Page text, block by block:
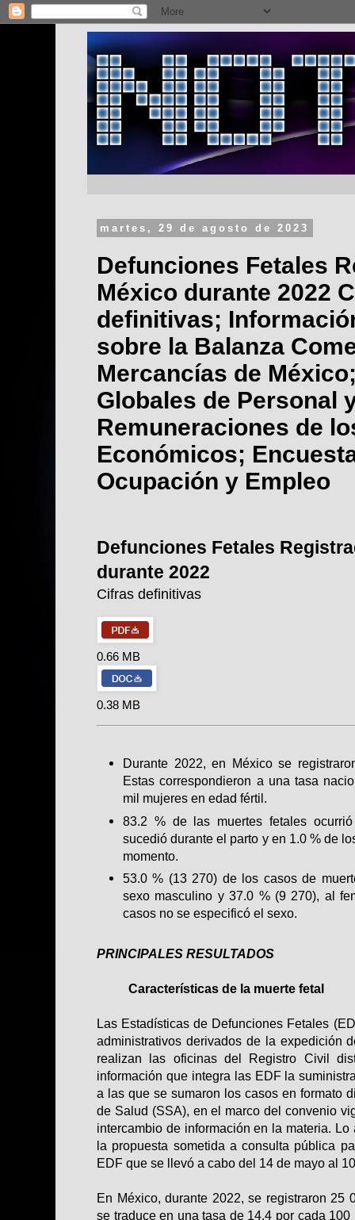
martes, 29 de agosto de 2023
Defunciones Fetales
México durante 2022
definitivas;
sobre la Balanza
Mercancías de
Globales de Personal
Remuneraciones de
Económicos;
Ocupación y Empleo
Defunciones Fetales
durante 2022
Cifras definitivas
0.66 MB
0.38 MB
Durante 2022, en México se
Estas correspondieron a una tasa
mil mujeres en edad fértil.
83.2 % de las muertes fetales
sucedió durante el parto y en 1.0 % de
momento.
53.0 % (13 270) de los casos de
sexo masculino y 37.0 % (9 270), al
casos no se especificó el sexo.
PRINCIPALES RESULTADOS
Características de la muerte fetal
Las Estadísticas de Defunciones Fetales
administrativos derivados de la expedición
realizan las oficinas del Registro Civil
información que integra las EDF la
a las que se sumaron los casos en formato
de Salud (SSA), en el marco del convenio
intercambio de información en la materia.
la propuesta sometida a consulta pública
EDF que se llevó a cabo del 14 de mayo al
En México, durante 2022, se registraron 25
se traduce en una tasa de 14.4 por cada